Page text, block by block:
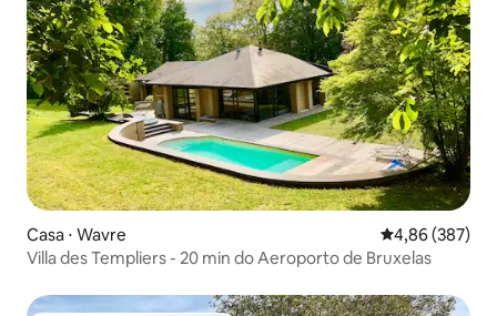
Casa ⋅ Wavre 4,86 de uma
4,86 (387)
Villa des Templiers - 20 min do Aeroporto de Bruxelas